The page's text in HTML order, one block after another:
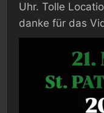
Uhr. Tolle
danke für das